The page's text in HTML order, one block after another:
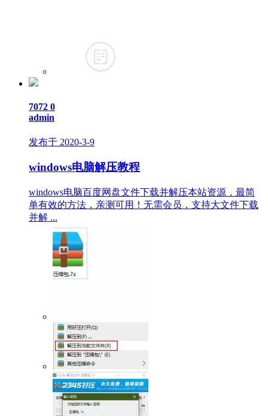
7072 0
admin
发布于 2020-3-9
windows电脑解压教程
windows电脑百度网盘文件下载并解压本站资源，最简
单有效的方法，亲测可用！无需会员，支持大文件下载
并解 ...